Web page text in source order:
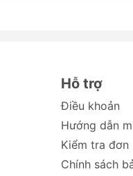
Hỗ trợ
Điều khoản
Hướng dẫn
Kiểm tra đơn
Chính sách